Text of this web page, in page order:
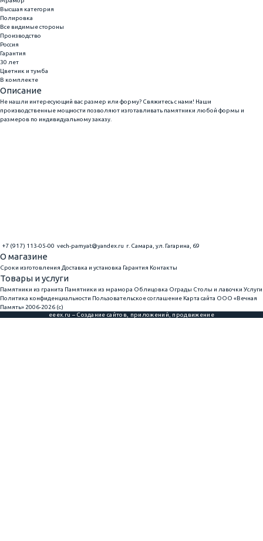
Высшая категория
Полировка
Все видимые стороны
Производство
Россия
Гарантия
30 лет
Цветник и тумба
В комплекте
Описание
Не нашли интересующий вас размер или форму? Свяжитесь с нами! Наши
производственные мощности позволяют изготавливать памятники любой формы и
размеров по индивидуальному заказу.
+7 (917) 113-05-00 vech-pamyat@yandex.ru г. Самара, ул. Гагарина, 69
О магазине
Сроки изготовления Доставка и установка Гарантия Контакты
Товары и услуги
Памятники из гранита Памятники из мрамора Облицовка Ограды Столы и лавочки Услуги
Политика конфиденциальности Пользовательское соглашение Карта сайта ООО «Вечная
Память» 2006-2026 (с)
eeex.ru – Создание сайтов, приложений, продвижение